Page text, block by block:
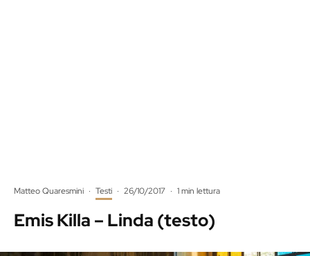
Matteo Quaresmini · Testi · 26/10/2017 · 1 min lettura
Emis Killa – Linda (testo)